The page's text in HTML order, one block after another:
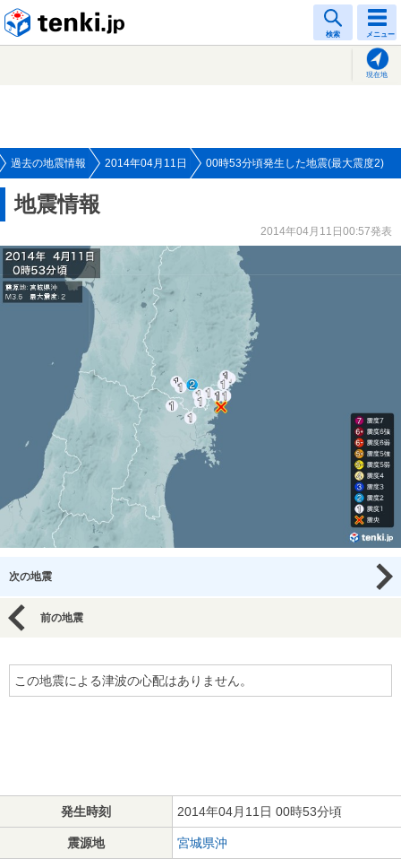
検索 メニュー
現在地
過去の地震情報 2014年04月11日 00時53分頃発生した地震(最大震度2)
地震情報
2014年04月11日00:57発表
次の地震
前の地震
この地震による津波の心配はありません。
発生時刻 2014年04月11日 00時53分頃
震源地 宮城県沖